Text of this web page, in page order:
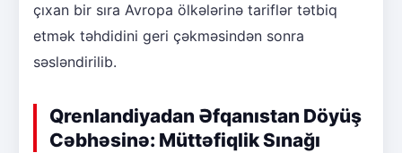
çıxan bir sıra Avropa ölkələrinə tariflər tətbiq
etmək təhdidini geri çəkməsindən sonra
səsləndirilib.
Qrenlandiyadan Əfqanıstan Döyüş
Cəbhəsinə: Müttəfiqlik Sınağı